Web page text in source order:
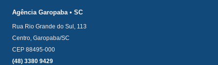
Agência Garopaba • SC
Rua Rio Grande do Sul, 113
Centro, Garopaba/SC
CEP 88495-000
(48) 3380 9429